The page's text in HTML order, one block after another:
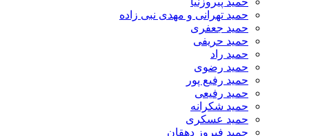
حمید تهرانی و مهدی نبی زاده
حمید جعفری
حمید حریفی
حمید راد
حمید رضوی
حمید رفیع پور
حمید رفیعی
حمید شکرانه
حمید عسکری
حمید فیروز دهقان